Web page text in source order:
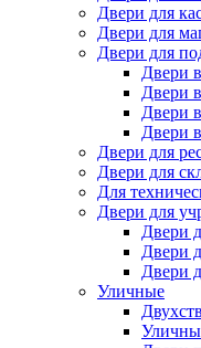
Двери для
Двери для
Двери для
Двери
Двери
Двери
Двери
Двери для
Двери для
Для
Двери для
Двери
Двери
Двери
Уличные